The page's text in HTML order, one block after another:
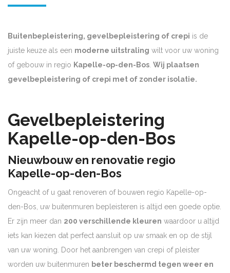
Buitenbepleistering, gevelbepleistering of crepi is de
juiste keuze als een moderne uitstraling wilt voor uw woning
of gebouw in regio Kapelle-op-den-Bos. Wij plaatsen
gevelbepleistering of crepi met of zonder isolatie.
Gevelbepleistering
Kapelle-op-den-Bos
Nieuwbouw en renovatie regio
Kapelle-op-den-Bos
Ongeacht of u gaat renoveren of bouwen regio Kapelle-op-
den-Bos, uw buitenmuren bepleisteren is altijd een goede optie.
Er zijn meer dan 200 verschillende kleuren waardoor u altijd
iets kan kiezen dat perfect aansluit op uw smaak en op de stijl
van uw woning. Door het aanbrengen van crepi of pleister
worden uw buitenmuren beter beschermd tegen weer en